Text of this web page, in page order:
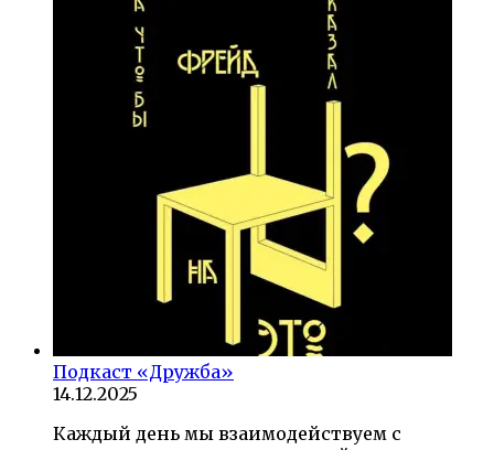
Подкаст «Дружба»
14.12.2025
Каждый день мы взаимодействуем с